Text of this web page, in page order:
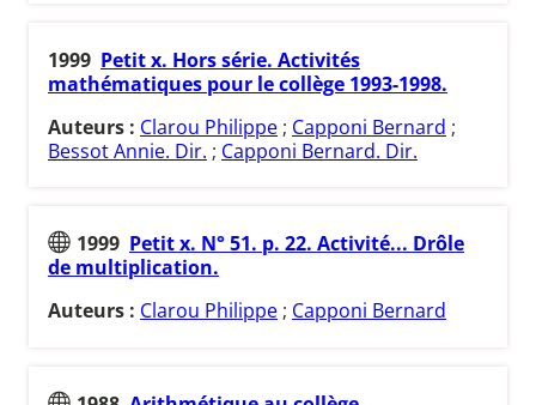
1999 Petit x. Hors série. Activités
mathématiques pour le collège 1993-1998.
Auteurs : Clarou Philippe ; Capponi Bernard ;
Bessot Annie. Dir. ; Capponi Bernard. Dir.
1999 Petit x. N° 51. p. 22. Activité... Drôle
de multiplication.
Auteurs : Clarou Philippe ; Capponi Bernard